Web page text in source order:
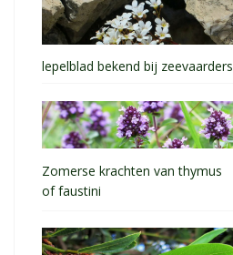
lepelblad bekend bij zeevaarders
Zomerse krachten van thymus
of faustini